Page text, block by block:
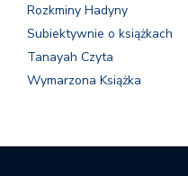
Rozkminy Hadyny
Subiektywnie o książkach
Tanayah Czyta
Wymarzona Książka